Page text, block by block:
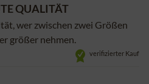
QUALITÄT
wer zwischen zwei Größen
größer nehmen.
verifizierter Kauf